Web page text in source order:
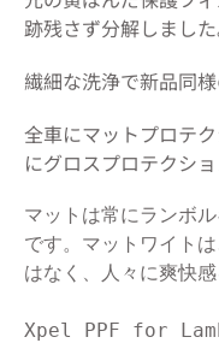
跡残さず分解しました
繊細な洗浄で新品同
全車にマットプロテ
にグロスプロテクシ
マットは常にランボ
です。マットワイト
はなく、人々に爽快感
Xpel PPF for